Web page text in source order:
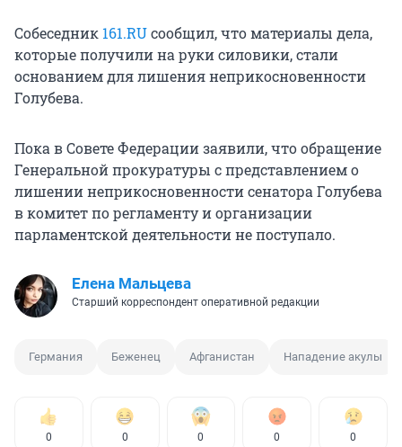
Собеседник 161.RUсообщил, что материалы дела,
которые получили на руки силовики, стали
основанием для лишения неприкосновенности
Голубева.
Пока в Совете Федерации заявили, что обращение
Генеральной прокуратуры с представлением о
лишении неприкосновенности сенатора Голубева
в комитет по регламенту и организации
парламентской деятельности не поступало.
Елена Мальцева
Старший корреспондент оперативной редакции
Германия Беженец Афганистан Нападение акулы
0 0 0 0 0